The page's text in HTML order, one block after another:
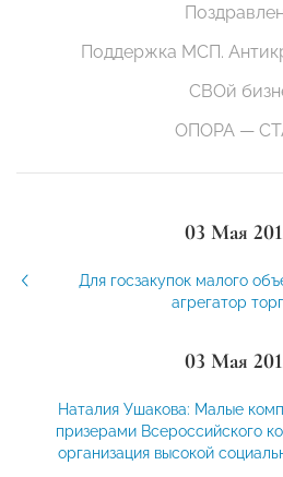
Поддержка МСП.
СВОй
ОПОРА —
03 Мая
Для госзакупок малого
агрегатор
03 Мая
Наталия Ушакова: Малые
призерами Всероссийского
организация высокой